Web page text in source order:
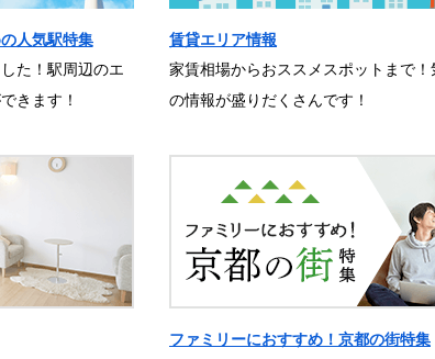
人気駅特集
た！駅周辺のエ
きます！
賃貸エリア情報
家賃相場からおススメスポットまで
の情報が盛りだくさんです！
ファミリーにおすすめ！京都の街特集